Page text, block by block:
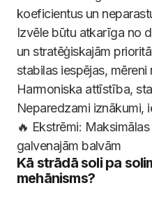
koeficientus un
Izvēle būtu atkarīga no
un stratēģiskajām
stabilas iespējas, mēreni
Harmoniska attīstība,
Neparedzami iznākumi,
🔥 Ekstrēmi:
galvenajām balvām
Kā strādā soli pa
mehānisms?